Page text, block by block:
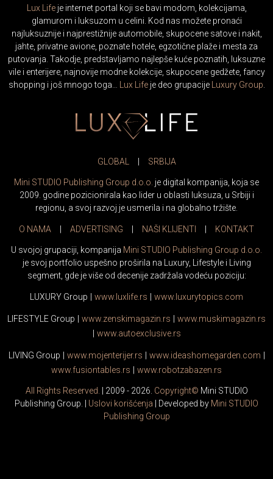
Lux Lifeje internet portal koji se bavi modom, kolekcijama,
glamurom i luksuzom u celini. Kod nas možete pronaći
najluksuznije i najprestižnije automobile, skupocene satove i nakit,
jahte, privatne avione, poznate hotele, egzotične plaže i mesta za
putovanja. Takodje, predstavljamo najlepše kuće poznatih, luksuzne
vile i enterijere, najnovije modne kolekcije, skupocene gedžete, fancy
shopping i još mnogo toga…
Lux Lifeje deo grupacije Luxury Group
GLOBAL SRBIJA
Mini STUDIO Publishing Group d.o.o. je digital kompanija, koja se
2009. godine pozicionirala kao lider u oblasti luksuza, u Srbiji i
regionu, a svoj razvoj je usmerila i na globalno tržište.
O NAMA ADVERTISING NAŠI KLIJENTI KONTAKT
U svojoj grupaciji, kompanija Mini STUDIO Publishing Group d.o.o.
je svoj portfolio uspešno proširila na Luxury, Lifestyle i Living
segment, gde je više od decenije zadržala vodeću poziciju:
LUXURY Group www. luxlife .rs www. luxurytopics .com
LIFESTYLE Group www. zenskimagazin.rs www. muskimagazin.rs
www. autoexclusive.rs
LIVING Group www. mojenterijer.rs www. ideashomegarden.com
www. fusiontables .rs www. robotzabazen .rs
All Rights Reserved. | 2009 - 2026. Copyright© Mini STUDIO
Publishing Group. | Uslovi korišćenja | Developed by Mini STUDIO
Publishing Group